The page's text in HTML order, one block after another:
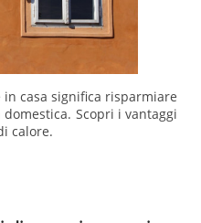
casa significa risparmiare
Scopri i vantaggi
calore.